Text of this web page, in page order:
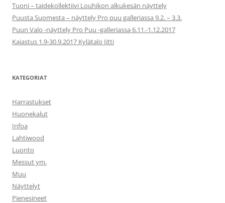
Tuoni – taidekollektiivi Louhikon alkukesän näyttely
Puusta Suomesta – näyttely Pro puu galleriassa 9.2. – 3.3.
Puun Valo -näyttely Pro Puu -galleriassa 6.11.-1.12.2017
Kajastus 1.9-30.9.2017 Kylätalo Iitti
KATEGORIAT
Harrastukset
Huonekalut
Infoa
Lahtiwood
Luonto
Messut ym.
Muu
Näyttelyt
Pienesineet